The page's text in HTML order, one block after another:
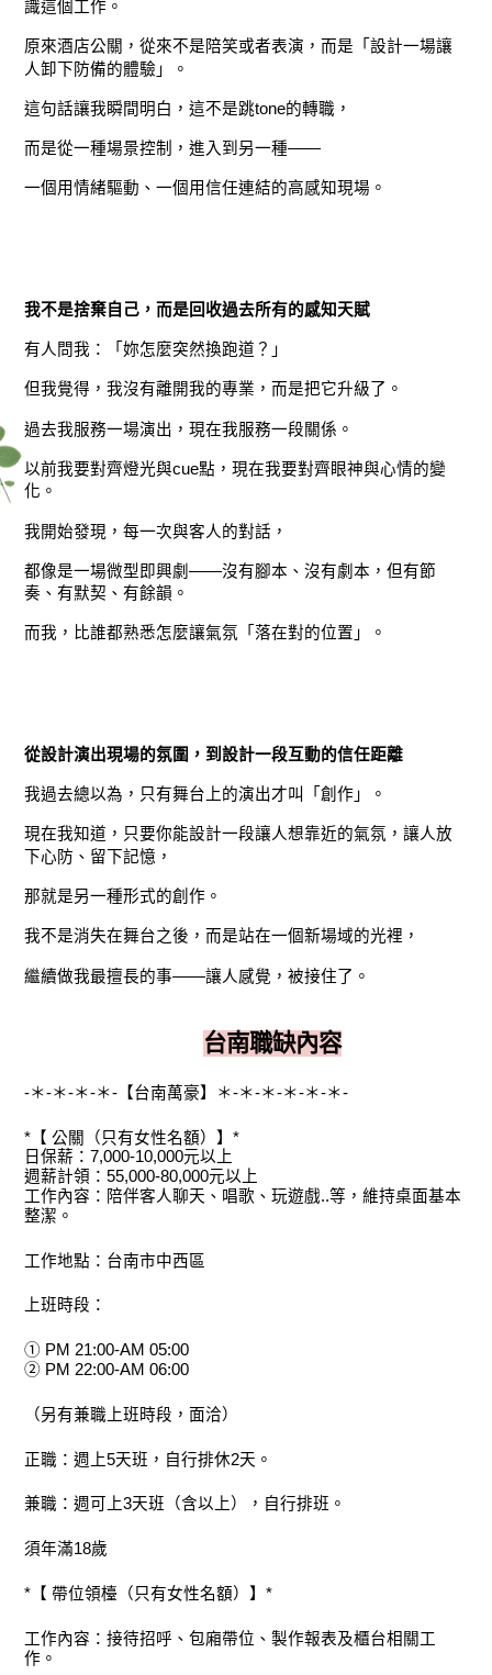
識這個工作。
原來酒店公關，從來不是陪笑或者表演，而是「設計一場讓
人卸下防備的體驗」。
這句話讓我瞬間明白，這不是跳tone的轉職，
而是從一種場景控制，進入到另一種——
一個用情緒驅動、一個用信任連結的高感知現場。
我不是捨棄自己，而是回收過去所有的感知天賦
有人問我：「妳怎麼突然換跑道？」
但我覺得，我沒有離開我的專業，而是把它升級了。
過去我服務一場演出，現在我服務一段關係。
以前我要對齊燈光與cue點，現在我要對齊眼神與心情的變
化。
我開始發現，每一次與客人的對話，
都像是一場微型即興劇——沒有腳本、沒有劇本，但有節
奏、有默契、有餘韻。
而我，比誰都熟悉怎麼讓氣氛「落在對的位置」。
從設計演出現場的氛圍，到設計一段互動的信任距離
我過去總以為，只有舞台上的演出才叫「創作」。
現在我知道，只要你能設計一段讓人想靠近的氣氛，讓人放
下心防、留下記憶，
那就是另一種形式的創作。
我不是消失在舞台之後，而是站在一個新場域的光裡，
繼續做我最擅長的事——讓人感覺，被接住了。
台南職缺內容
-＊-＊-＊-＊-【台南萬豪】＊-＊-＊-＊-＊-＊-
*【 公關（只有女性名額）】*
日保薪：7,000-10,000元以上
週薪計領：55,000-80,000元以上
工作內容：陪伴客人聊天、唱歌、玩遊戲..等，維持桌面基本
整潔。
工作地點：台南市中西區
上班時段：
① PM 21:00-AM 05:00
② PM 22:00-AM 06:00
（另有兼職上班時段，面洽）
正職：週上5天班，自行排休2天。
兼職：週可上3天班（含以上），自行排班。
須年滿18歲
*【 帶位領檯（只有女性名額）】*
工作內容：接待招呼、包廂帶位、製作報表及櫃台相關工
作。